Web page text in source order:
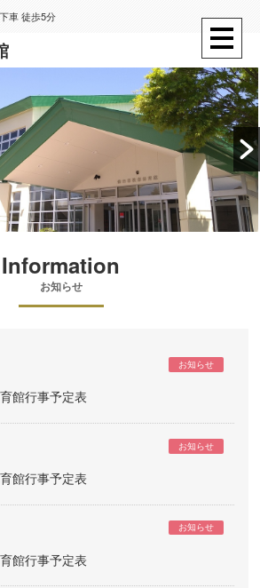
車 徒歩5分
Information
お知らせ
お知らせ
館行事予定表
お知らせ
館行事予定表
お知らせ
館行事予定表